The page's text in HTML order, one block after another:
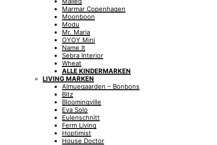
Marmar Copenhagen
Moonboon
Modu
Mr. Maria
OYOY Mini
Name It
Sebra Interior
Wheat
ALLE KINDERMARKEN
LIVING MARKEN
Almuegaarden – Bonbons
Bitz
Bloomingville
Eva Solo
Eulenschnitt
Ferm Living
Hoptimist
House Doctor